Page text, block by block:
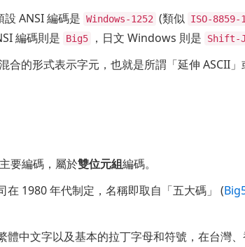
ANSI 編碼是 Windows-1252 (類似 ISO-8859-1
編碼則是
Big5 ，日文 Windows 則是 Shift-
合的形式表示字元，也就是所謂「延伸 ASCII
要編碼，屬於雙位元組編碼。
在 1980 年代制定，名稱即取自「五大碼」 (
體中文字以及基本的拉丁字母和符號，在台灣